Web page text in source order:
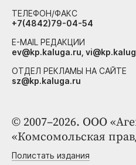
© 2007–2026. ООО
«Комсомольская
Полистать издания
ТЕЛЕФОН/ФАКС
+7(4842)79-04-54
E-MAIL РЕДАКЦИИ
ev@kp.kaluga.ru,
ОТДЕЛ РЕКЛАМЫ НА САЙТЕ
sz@kp.kaluga.ru